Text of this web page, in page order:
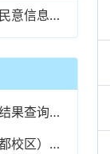
我校教师撰写的社情民意信息获民进中央采用
成都外国语学院录取结果查询渠道
成都外国语学院（成都校区）关于暑假期间成绩单、各类证明打印、盖章等相关事宜办理通知